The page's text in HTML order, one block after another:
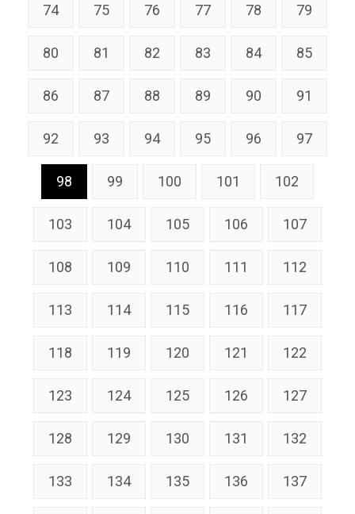
74 75 76 77 78 79
80 81 82 83 84 85
86 87 88 89 90 91
92 93 94 95 96 97
98 99 100 101 102
103 104 105 106 107
108 109 110 111 112
113 114 115 116 117
118 119 120 121 122
123 124 125 126 127
128 129 130 131 132
133 134 135 136 137